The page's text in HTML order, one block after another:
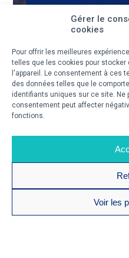
Gérer le
cookies
Pour offrir les meilleures
telles que les cookies pour
l'appareil. Le consentement à ces
des données telles que le
identifiants uniques sur ce site. Ne
consentement peut affecter
fonctions.
Voir les